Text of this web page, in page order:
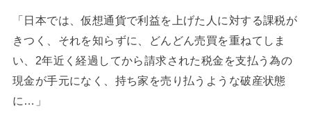
「日本では、仮想通貨で利益を上げた人に対する課税が
きつく、それを知らずに、どんどん売買を重ねてしま
い、2年近く経過してから請求された税金を支払う為の
現金が手元になく、持ち家を売り払うような破産状態
に…」